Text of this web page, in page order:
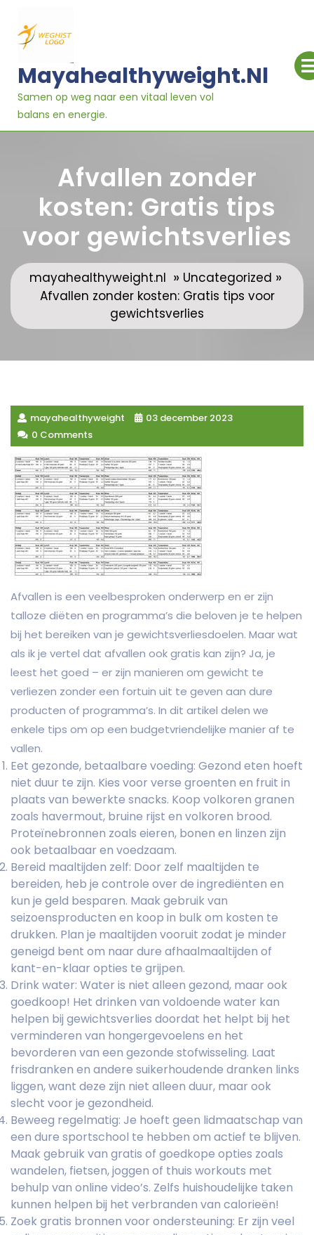
naar
inhoud
Mayahealthyweight.nl
Samen op weg naar een vitaal leven vol
balans en energie.
Afvallen zonder
kosten: Gratis tips
voor gewichtsverlies
mayahealthyweight.nl » Uncategorized »
Afvallen zonder kosten: Gratis tips voor
gewichtsverlies
mayahealthyweight
03 december 2023
0 Comments
Afvallen is een veelbesproken onderwerp en er zijn
talloze diëten en programma’s die beloven je te helpen
bij het bereiken van je gewichtsverliesdoelen. Maar wat
als ik je vertel dat afvallen ook gratis kan zijn? Ja, je
leest het goed – er zijn manieren om gewicht te
verliezen zonder een fortuin uit te geven aan dure
producten of programma’s. In dit artikel delen we
enkele tips om op een budgetvriendelijke manier af te
vallen.
Eet gezonde, betaalbare voeding: Gezond eten hoeft
niet duur te zijn. Kies voor verse groenten en fruit in
plaats van bewerkte snacks. Koop volkoren granen
zoals havermout, bruine rijst en volkoren brood.
Proteïnebronnen zoals eieren, bonen en linzen zijn
ook betaalbaar en voedzaam.
Bereid maaltijden zelf: Door zelf maaltijden te
bereiden, heb je controle over de ingrediënten en
kun je geld besparen. Maak gebruik van
seizoensproducten en koop in bulk om kosten te
drukken. Plan je maaltijden vooruit zodat je minder
geneigd bent om naar dure afhaalmaaltijden of
kant-en-klaar opties te grijpen.
Drink water: Water is niet alleen gezond, maar ook
goedkoop! Het drinken van voldoende water kan
helpen bij gewichtsverlies doordat het helpt bij het
verminderen van hongergevoelens en het
bevorderen van een gezonde stofwisseling. Laat
frisdranken en andere suikerhoudende dranken links
liggen, want deze zijn niet alleen duur, maar ook
slecht voor je gezondheid.
Beweeg regelmatig: Je hoeft geen lidmaatschap van
een dure sportschool te hebben om actief te blijven.
Maak gebruik van gratis of goedkope opties zoals
wandelen, fietsen, joggen of thuis workouts met
behulp van online video’s. Zelfs huishoudelijke taken
kunnen helpen bij het verbranden van calorieën!
Zoek gratis bronnen voor ondersteuning: Er zijn veel